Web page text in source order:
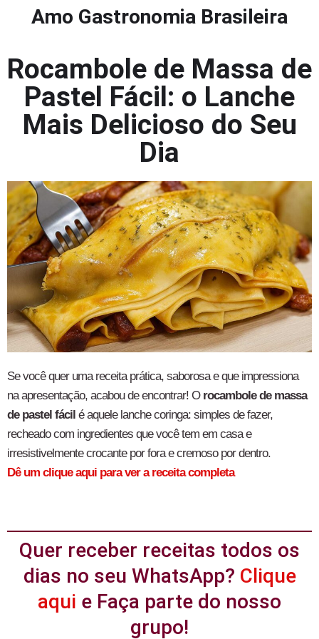
Amo Gastronomia Brasileira
Rocambole de Massa de
Pastel Fácil: o Lanche
Mais Delicioso do Seu
Dia
Se você quer uma receita prática, saborosa e que impressiona
na apresentação, acabou de encontrar! O rocambole de massa
de pastel fácil é aquele lanche coringa: simples de fazer,
recheado com ingredientes que você tem em casa e
irresistivelmente crocante por fora e cremoso por dentro.
Dê um clique aqui para ver a receita completa
Quer receber receitas todos os
dias no seu WhatsApp? Clique
aqui e Faça parte do nosso
grupo!